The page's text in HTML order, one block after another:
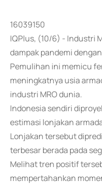
16039150
IQPlus, (10/6) - Industri
dampak pandemi
Pemulihan ini memicu
meningkatnya usia
industri MRO dunia.
Indonesia sendiri
estimasi lonjakan
Lonjakan tersebut
terbesar berada pada
Melihat tren positif
mempertahankan